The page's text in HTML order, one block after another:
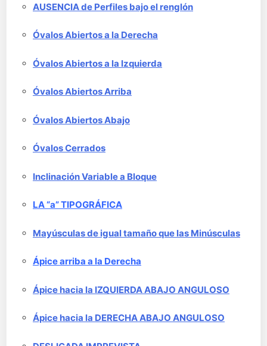
AUSENCIA de Perfiles bajo el renglón
Óvalos Abiertos a la Derecha
Óvalos Abiertos a la Izquierda
Óvalos Abiertos Arriba
Óvalos Abiertos Abajo
Óvalos Cerrados
Inclinación Variable a Bloque
LA “a” TIPOGRÁFICA
Mayúsculas de igual tamaño que las Minúsculas
Ápice arriba a la Derecha
Ápice hacia la IZQUIERDA ABAJO ANGULOSO
Ápice hacia la DERECHA ABAJO ANGULOSO